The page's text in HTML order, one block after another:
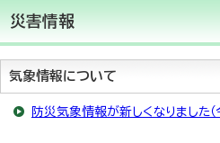
災害情報
気象情報について
防災気象情報が新しくなりました